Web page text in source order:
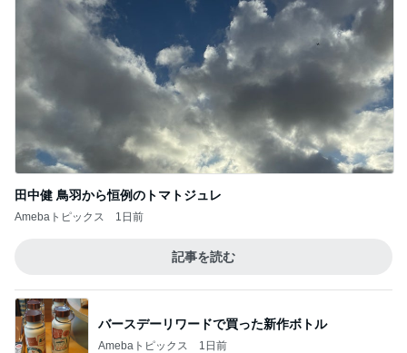
田中健 鳥羽から恒例のトマトジュレ
Amebaトピックス 1日前
記事を読む
バースデーリワードで買った新作ボトル
Amebaトピックス 1日前